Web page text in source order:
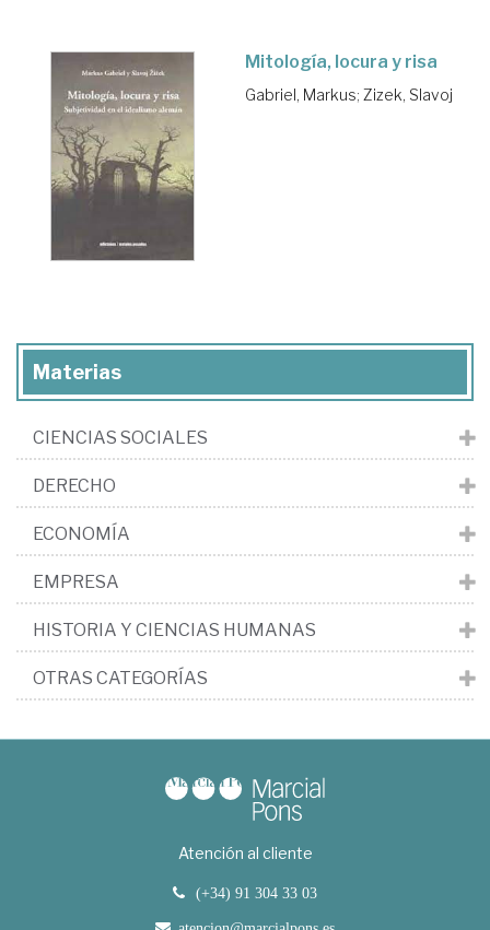
Mitología, locura y risa
Gabriel, Markus; Zizek, Slavoj
Materias
CIENCIAS SOCIALES
DERECHO
ECONOMÍA
EMPRESA
HISTORIA Y CIENCIAS HUMANAS
OTRAS CATEGORÍAS
Atención al cliente
(+34) 91 304 33 03